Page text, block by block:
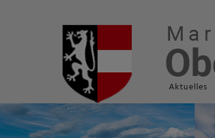
Aktuelles